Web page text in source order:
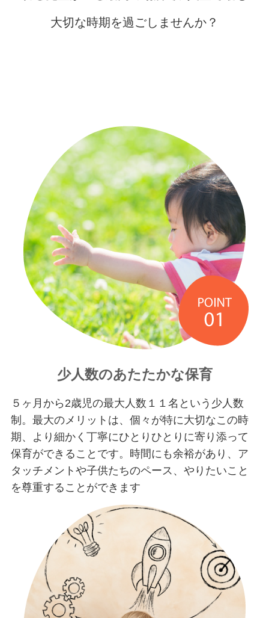
大切な時期を過ごしませんか？
少人数のあたたかな保育
５ヶ月から2歳児の最大人数１１名という少人数
制。最大のメリットは、個々が特に大切なこの時
期、より細かく丁寧にひとりひとりに寄り添って
保育ができることです。時間にも余裕があり、ア
タッチメントや子供たちのペース、やりたいこと
を尊重することができます